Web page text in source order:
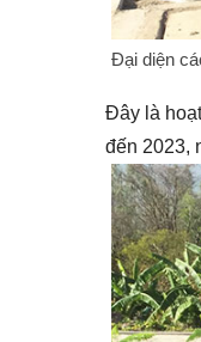
Đại diện
Đây là
đến 2023,